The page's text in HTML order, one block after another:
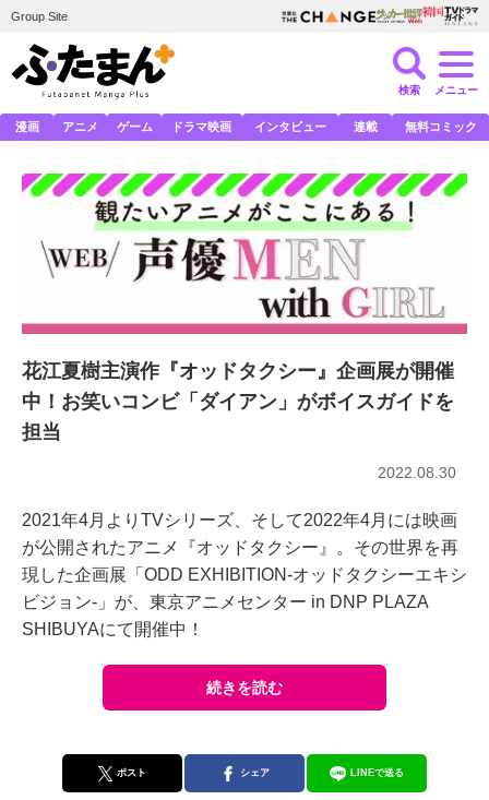
Group Site
検索 メニュー
漫画 アニメ ゲーム ドラマ映画 インタビュー 連載 無料コミック
花江夏樹主演作『オッドタクシー』企画展が開催
中！お笑いコンビ「ダイアン」がボイスガイドを
担当
2022.08.30
2021年4月よりTVシリーズ、そして2022年4月には映画
が公開されたアニメ『オッドタクシー』。その世界を再
現した企画展「ODD EXHIBITION-オッドタクシーエキシ
ビジョン-」が、東京アニメセンター in DNP PLAZA
SHIBUYAにて開催中！
続きを読む
ポスト シェア LINEで送る